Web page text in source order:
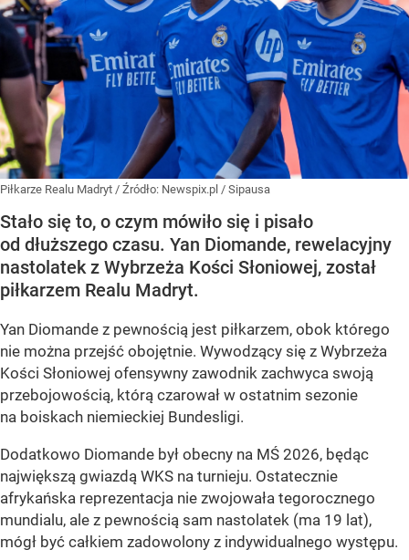
Piłkarze Realu Madryt / Źródło: Newspix.pl / Sipausa
Stało się to, o czym mówiło się i pisało
od dłuższego czasu. Yan Diomande, rewelacyjny
nastolatek z Wybrzeża Kości Słoniowej, został
piłkarzem Realu Madryt.
Yan Diomande z pewnością jest piłkarzem, obok którego
nie można przejść obojętnie. Wywodzący się z Wybrzeża
Kości Słoniowej ofensywny zawodnik zachwyca swoją
przebojowością, którą czarował w ostatnim sezonie
na boiskach niemieckiej Bundesligi.
Dodatkowo Diomande był obecny na MŚ 2026, będąc
największą gwiazdą WKS na turnieju. Ostatecznie
afrykańska reprezentacja nie zwojowała tegorocznego
mundialu, ale z pewnością sam nastolatek (ma 19 lat),
mógł być całkiem zadowolony z indywidualnego występu.